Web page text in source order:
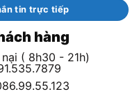
tin trực tiếp
hàng
( 8h30 - 21h)